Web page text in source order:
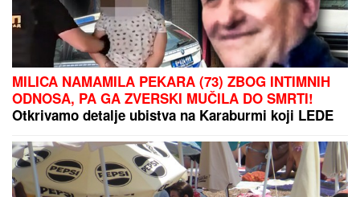
MILICA NAMAMILA PEKARA (73) ZBOG INTIMNIH
ODNOSA, PA GA ZVERSKI MUČILA DO SMRTI!
Otkrivamo detalje ubistva na Karaburmi koji LEDE
osumnjičeni pljačkali